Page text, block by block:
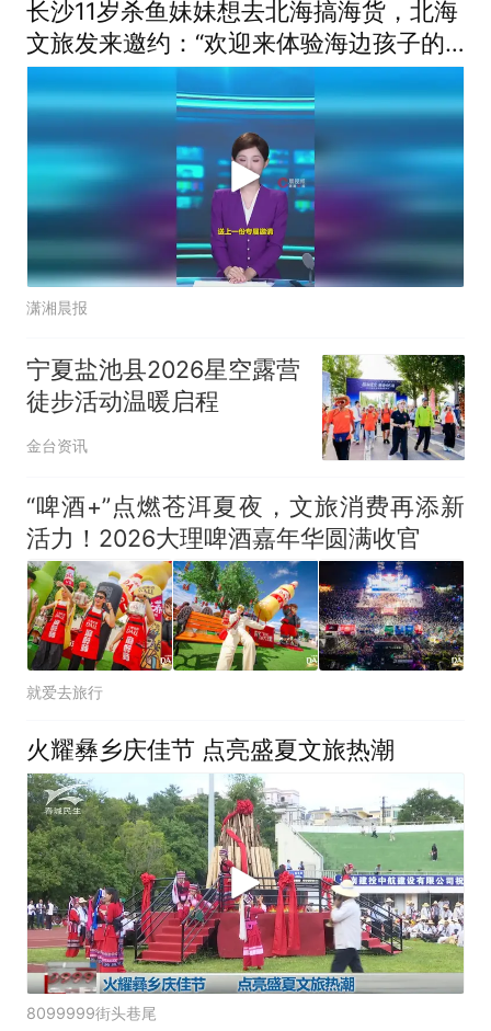
长沙11岁杀鱼妹妹想去北海搞海货，北海
文旅发来邀约：“欢迎来体验海边孩子的
快乐”
潇湘晨报
宁夏盐池县2026星空露营
徒步活动温暖启程
金台资讯
“啤酒+”点燃苍洱夏夜，文旅消费再添新
活力！2026大理啤酒嘉年华圆满收官
就爱去旅行
火耀彝乡庆佳节 点亮盛夏文旅热潮
8099999街头巷尾